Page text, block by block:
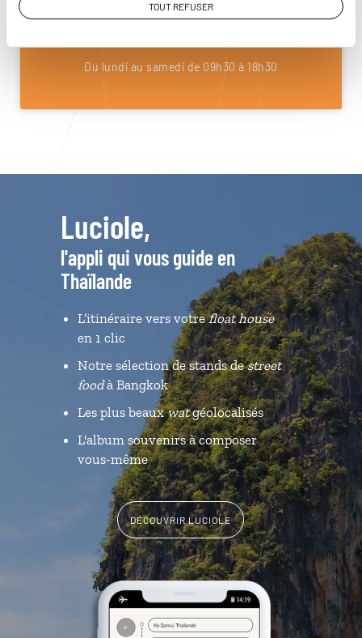
TOUT REFUSER
01 85 08 23 57
Du lundi au samedi de 09h30 à 18h30
Luciole,
l'appli qui vous guide en
Thaïlande
L’itinéraire vers votrefloat house
en 1 clic
Notre sélection de stands destreet
foodà Bangkok
Les plus beauxwatgéolocalisés
L'album souvenirs à composer
vous-même
DÉCOUVRIR LUCIOLE